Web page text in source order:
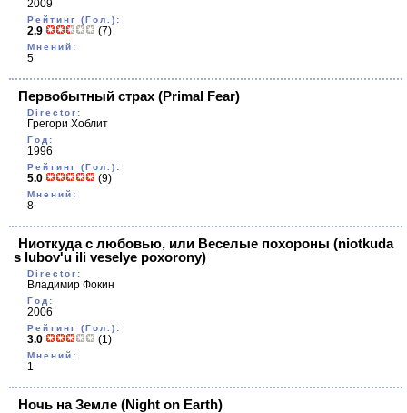
2009
Рейтинг (Гол.):
2.9 (7)
Мнений:
5
Первобытный страх (Primal Fear)
Director:
Грегори Хоблит
Год:
1996
Рейтинг (Гол.):
5.0 (9)
Мнений:
8
Ниоткуда с любовью, или Веселые похороны (niotkuda
s lubov'u ili veselye poxorony)
Director:
Владимир Фокин
Год:
2006
Рейтинг (Гол.):
3.0 (1)
Мнений:
1
Ночь на Земле (Night on Earth)